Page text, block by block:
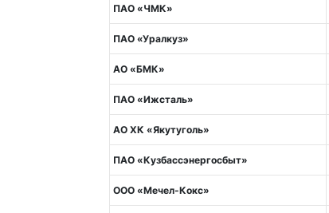
ПАО «ЧМК»
ПАО «Уралкуз»
АО «БМК»
ПАО «Ижсталь»
АО ХК «Якутуголь»
ПАО «Кузбассэнергосбыт»
ООО «Мечел-Кокс»